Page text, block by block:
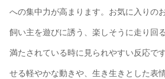
への集中力が高まります。お気に入りの
飼い主を遊びに誘う、楽しそうに走り回
満たされている時に見られやすい反応で
せる軽やかな動きや、生き生きとした表